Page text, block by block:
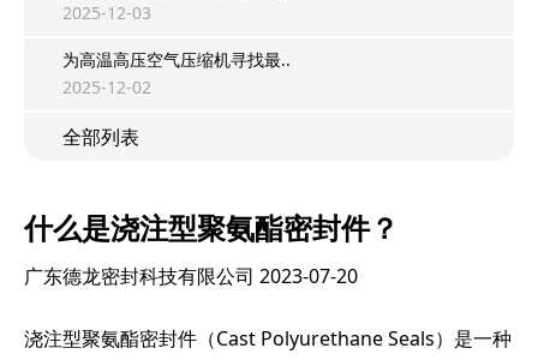
2025-12-03
为高温高压空气压缩机寻找最..
2025-12-02
全部列表
什么是浇注型聚氨酯密封件？
广东德龙密封科技有限公司 2023-07-20
浇注型聚氨酯密封件（Cast Polyurethane Seals）是一种